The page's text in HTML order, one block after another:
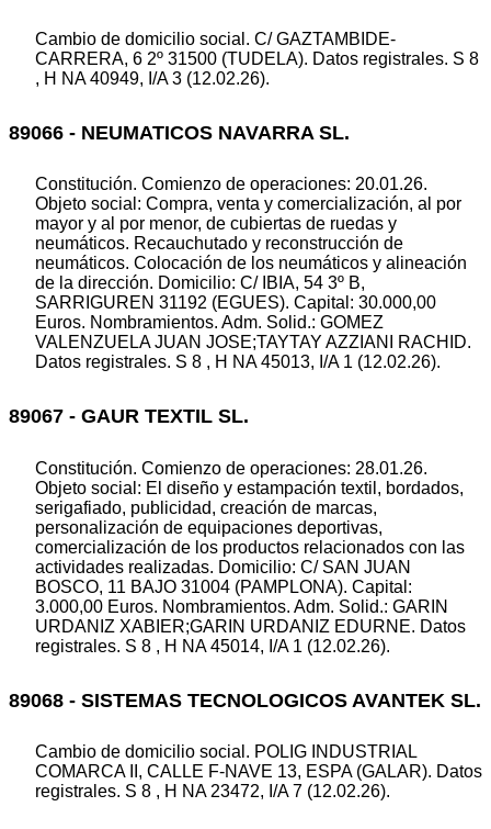
Cambio de domicilio social. C/ GAZTAMBIDE-
CARRERA, 6 2º 31500 (TUDELA). Datos registrales. S 8
, H NA 40949, I/A 3 (12.02.26).
89066 - NEUMATICOS NAVARRA SL.
Constitución. Comienzo de operaciones: 20.01.26.
Objeto social: Compra, venta y comercialización, al por
mayor y al por menor, de cubiertas de ruedas y
neumáticos. Recauchutado y reconstrucción de
neumáticos. Colocación de los neumáticos y alineación
de la dirección. Domicilio: C/ IBIA, 54 3º B,
SARRIGUREN 31192 (EGUES). Capital: 30.000,00
Euros. Nombramientos. Adm. Solid.: GOMEZ
VALENZUELA JUAN JOSE;TAYTAY AZZIANI RACHID.
Datos registrales. S 8 , H NA 45013, I/A 1 (12.02.26).
89067 - GAUR TEXTIL SL.
Constitución. Comienzo de operaciones: 28.01.26.
Objeto social: El diseño y estampación textil, bordados,
serigafiado, publicidad, creación de marcas,
personalización de equipaciones deportivas,
comercialización de los productos relacionados con las
actividades realizadas. Domicilio: C/ SAN JUAN
BOSCO, 11 BAJO 31004 (PAMPLONA). Capital:
3.000,00 Euros. Nombramientos. Adm. Solid.: GARIN
URDANIZ XABIER;GARIN URDANIZ EDURNE. Datos
registrales. S 8 , H NA 45014, I/A 1 (12.02.26).
89068 - SISTEMAS TECNOLOGICOS AVANTEK SL.
Cambio de domicilio social. POLIG INDUSTRIAL
COMARCA II, CALLE F-NAVE 13, ESPA (GALAR). Datos
registrales. S 8 , H NA 23472, I/A 7 (12.02.26).